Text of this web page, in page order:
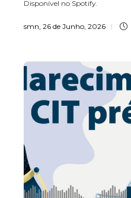
Disponível no Spotify.
smn, 26 de Junho, 2026